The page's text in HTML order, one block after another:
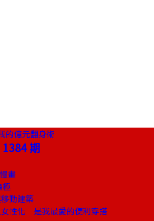
的億元翻身術
1384 期
畫
動建築
性化 是我最愛的便利穿搭